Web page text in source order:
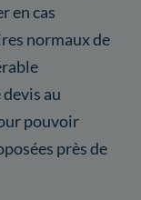
en cas
normaux de
au
pouvoir
près de